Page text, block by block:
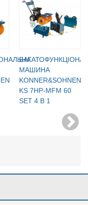
МАШИНА
KONNER&SOHNEN
KS 7HP-MFM 60
SET 4 В 1